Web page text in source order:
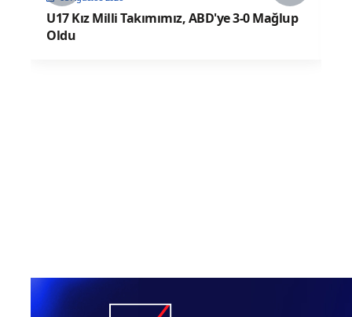
U17 Kız Milli Takımımız, ABD'ye 3-0 Mağlup
Oldu